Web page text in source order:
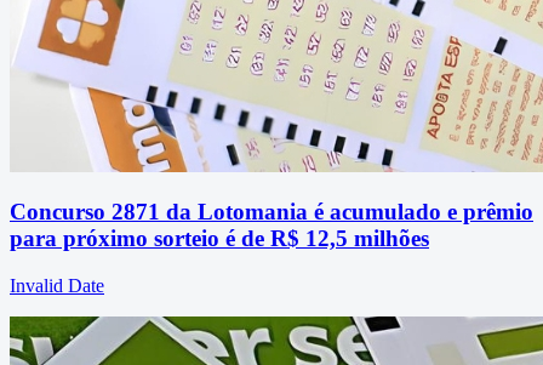
Concurso 2871 da Lotomania é acumulado e prêmio
para próximo sorteio é de R$ 12,5 milhões
Invalid Date